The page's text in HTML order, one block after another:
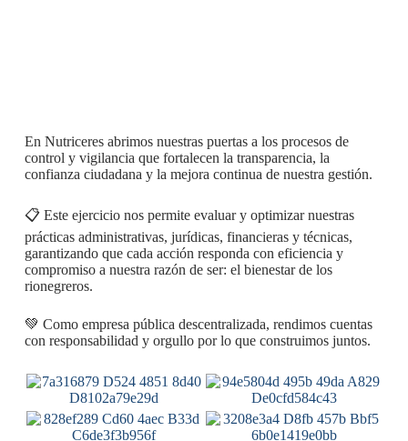
En Nutriceres abrimos nuestras puertas a los procesos de
control y vigilancia que fortalecen la transparencia, la
confianza ciudadana y la mejora continua de nuestra gestión.
📋 Este ejercicio nos permite evaluar y optimizar nuestras
prácticas administrativas, jurídicas, financieras y técnicas,
garantizando que cada acción responda con eficiencia y
compromiso a nuestra razón de ser: el bienestar de los
rionegreros.
💚 Como empresa pública descentralizada, rendimos cuentas
con responsabilidad y orgullo por lo que construimos juntos.